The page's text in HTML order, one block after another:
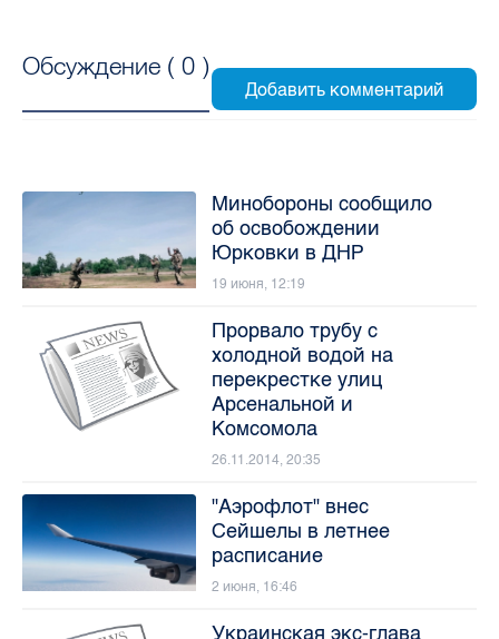
Обсуждение ( 0 )
Минобороны сообщило
об освобождении
Юрковки в ДНР
19 июня, 12:19
Прорвало трубу с
холодной водой на
перекрестке улиц
Арсенальной и
Комсомола
26.11.2014, 20:35
"Аэрофлот" внес
Сейшелы в летнее
расписание
2 июня, 16:46
Украинская экс-глава